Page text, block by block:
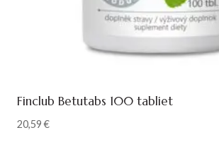
Finclub Betutabs 100 tabliet
20,59€